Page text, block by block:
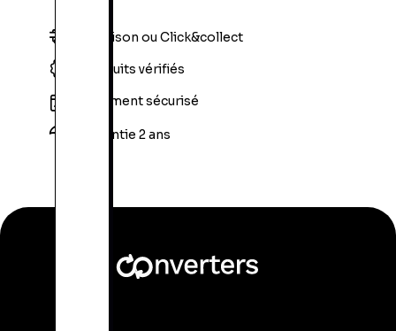
Livraison ou Click&collect
Produits vérifiés
Paiement sécurisé
Garantie 2 ans